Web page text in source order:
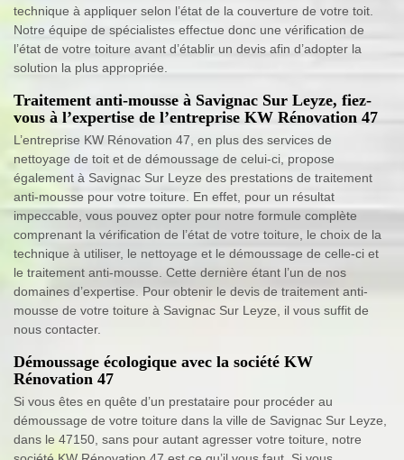
technique à appliquer selon l’état de la couverture de votre toit.
Notre équipe de spécialistes effectue donc une vérification de
l’état de votre toiture avant d’établir un devis afin d’adopter la
solution la plus appropriée.
Traitement anti-mousse à Savignac Sur Leyze, fiez-
vous à l’expertise de l’entreprise KW Rénovation 47
L’entreprise KW Rénovation 47, en plus des services de
nettoyage de toit et de démoussage de celui-ci, propose
également à Savignac Sur Leyze des prestations de traitement
anti-mousse pour votre toiture. En effet, pour un résultat
impeccable, vous pouvez opter pour notre formule complète
comprenant la vérification de l’état de votre toiture, le choix de la
technique à utiliser, le nettoyage et le démoussage de celle-ci et
le traitement anti-mousse. Cette dernière étant l’un de nos
domaines d’expertise. Pour obtenir le devis de traitement anti-
mousse de votre toiture à Savignac Sur Leyze, il vous suffit de
nous contacter.
Démoussage écologique avec la société KW
Rénovation 47
Si vous êtes en quête d’un prestataire pour procéder au
démoussage de votre toiture dans la ville de Savignac Sur Leyze,
dans le 47150, sans pour autant agresser votre toiture, notre